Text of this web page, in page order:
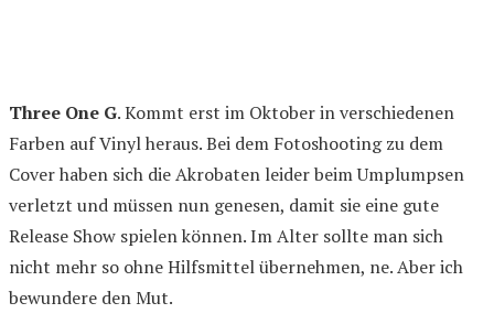
Three One G. Kommt erst im Oktober in verschiedenen
Farben auf Vinyl heraus. Bei dem Fotoshooting zu dem
Cover haben sich die Akrobaten leider beim Umplumpsen
verletzt und müssen nun genesen, damit sie eine gute
Release Show spielen können. Im Alter sollte man sich
nicht mehr so ohne Hilfsmittel übernehmen, ne. Aber ich
bewundere den Mut.